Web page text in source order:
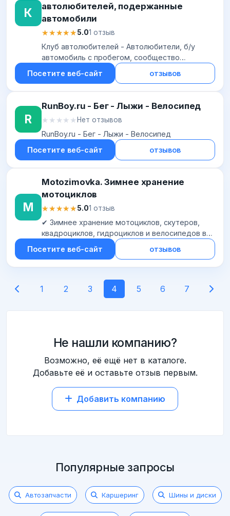
К
автолюбителей, подержанные
автомобили
★★★★★
★★★★★5.01 отзыв
Клуб автолюбителей - Автолюбители, б/у
автомобиль с пробегом, сообщество
автолюбителей, подержанные автомобили
Посетите веб-сайт отзывов
R
RunBoy.ru - Бег - Лыжи - Велосипед
★★★★★
★★★★★Нет отзывов
RunBoy.ru - Бег - Лыжи - Велосипед
Посетите веб-сайт
отзывов
M
Motozimovka. Зимнее хранение
мотоциклов
★★★★★
★★★★★5.01 отзыв
✔ Зимнее хранение мотоциклов, скутеров,
квадроциклов, гидроциклов и велосипедов в
закрытом паркинге. Отопление, вентиляция,
круглосуточная охрана и видеонаблюдение
Посетите веб-сайт отзывов
1 2 3 4 5 6 7
Не нашли компанию?
Возможно, её ещё нет в каталоге.
Добавьте её и оставьте отзыв первым.
Добавить компанию
Популярные запросы
Автозапчасти Каршеринг Шины и диски